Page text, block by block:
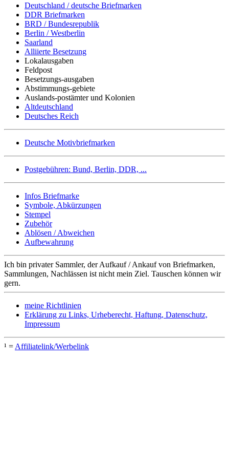
Deutschland / deutsche Briefmarken
DDR Briefmarken
BRD / Bundesrepublik
Berlin / Westberlin
Saarland
Alliierte Besetzung
Lokalausgaben
Feldpost
Besetzungs-ausgaben
Abstimmungs-gebiete
Auslands-postämter und Kolonien
Altdeutschland
Deutsches Reich
Deutsche Motivbriefmarken
Postgebühren: Bund, Berlin, DDR, ...
Infos Briefmarke
Symbole, Abkürzungen
Stempel
Zubehör
Ablösen / Abweichen
Aufbewahrung
Ich bin privater Sammler, der Aufkauf / Ankauf von Briefmarken,
Sammlungen, Nachlässen ist nicht mein Ziel. Tauschen können wir
gern.
meine Richtlinien
Erklärung zu Links, Urheberecht, Haftung, Datenschutz,
Impressum
¹ = Affiliatelink/Werbelink